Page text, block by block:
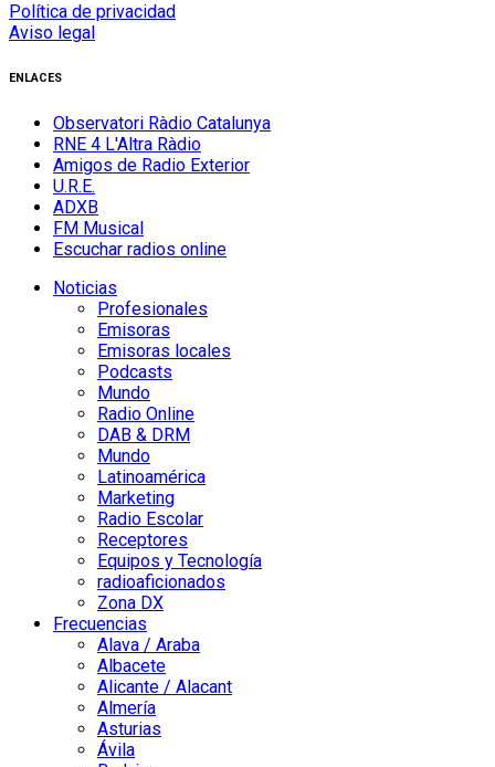
Política de privacidad
Aviso legal
ENLACES
Observatori Ràdio Catalunya
RNE 4 L'Altra Ràdio
Amigos de Radio Exterior
U.R.E.
ADXB
FM Musical
Escuchar radios online
Noticias
Profesionales
Emisoras
Emisoras locales
Podcasts
Mundo
Radio Online
DAB & DRM
Mundo
Latinoamérica
Marketing
Radio Escolar
Receptores
Equipos y Tecnología
radioaficionados
Zona DX
Frecuencias
Alava / Araba
Albacete
Alicante / Alacant
Almería
Asturias
Ávila